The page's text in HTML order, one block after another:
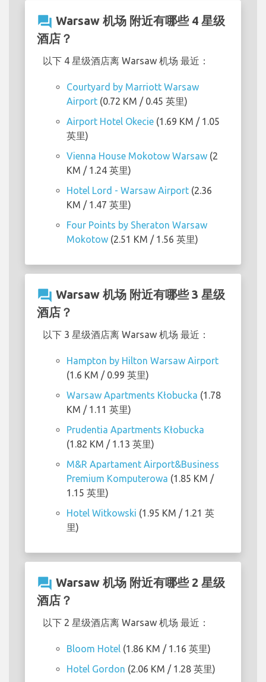
question_answer Warsaw 机场 附近有哪些 4 星级
酒店？
以下 4 星级酒店离 Warsaw 机场 最近：
Courtyard by Marriott Warsaw
Airport (0.72 KM / 0.45 英里)
Airport Hotel Okecie (1.69 KM / 1.05
英里)
Vienna House Mokotow Warsaw (2
KM / 1.24 英里)
Hotel Lord - Warsaw Airport (2.36
KM / 1.47 英里)
Four Points by Sheraton Warsaw
Mokotow (2.51 KM / 1.56 英里)
question_answer Warsaw 机场 附近有哪些 3 星级
酒店？
以下 3 星级酒店离 Warsaw 机场 最近：
Hampton by Hilton Warsaw Airport
(1.6 KM / 0.99 英里)
Warsaw Apartments Kłobucka (1.78
KM / 1.11 英里)
Prudentia Apartments Kłobucka
(1.82 KM / 1.13 英里)
M&R Apartament Airport&Business
Premium Komputerowa (1.85 KM /
1.15 英里)
Hotel Witkowski (1.95 KM / 1.21 英
里)
question_answer Warsaw 机场 附近有哪些 2 星级
酒店？
以下 2 星级酒店离 Warsaw 机场 最近：
Bloom Hotel (1.86 KM / 1.16 英里)
Hotel Gordon (2.06 KM / 1.28 英里)